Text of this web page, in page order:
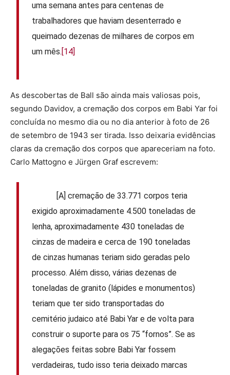
uma semana antes para centenas de
trabalhadores que haviam desenterrado e
queimado dezenas de milhares de corpos em
um mês. [14]
As descobertas de Ball são ainda mais valiosas pois,
segundo Davidov, a cremação dos corpos em Babi Yar foi
concluída no mesmo dia ou no dia anterior à foto de 26
de setembro de 1943 ser tirada. Isso deixaria evidências
claras da cremação dos corpos que apareceriam na foto.
Carlo Mattogno e Jürgen Graf escrevem:
[A] cremação de 33.771 corpos teria
exigido aproximadamente 4.500 toneladas de
lenha, aproximadamente 430 toneladas de
cinzas de madeira e cerca de 190 toneladas
de cinzas humanas teriam sido geradas pelo
processo. Além disso, várias dezenas de
toneladas de granito (lápides e monumentos)
teriam que ter sido transportadas do
cemitério judaico até Babi Yar e de volta para
construir o suporte para os 75 “fornos”. Se as
alegações feitas sobre Babi Yar fossem
verdadeiras, tudo isso teria deixado marcas